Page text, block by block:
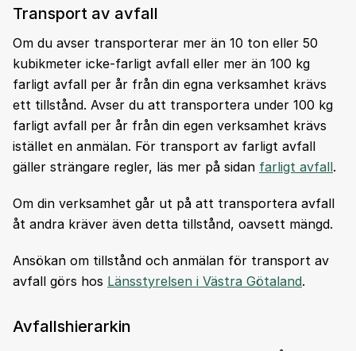
Transport av avfall
Om du avser transporterar mer än 10 ton eller 50
kubikmeter icke-farligt avfall eller mer än 100 kg
farligt avfall per år från din egna verksamhet krävs
ett tillstånd. Avser du att transportera under 100 kg
farligt avfall per år från din egen verksamhet krävs
istället en anmälan. För transport av farligt avfall
gäller strängare regler, läs mer på sidan farligt avfall.
Om din verksamhet går ut på att transportera avfall
åt andra kräver även detta tillstånd, oavsett mängd.
Ansökan om tillstånd och anmälan för transport av
avfall görs hos Länsstyrelsen i Västra Götaland.
Avfallshierarkin